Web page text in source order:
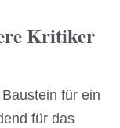
Kritiker
für ein
für das